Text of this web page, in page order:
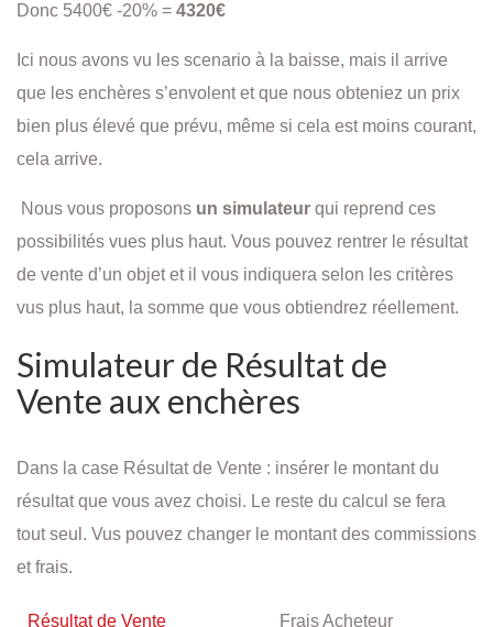
Donc 5400€ -20% = 4320€
Ici nous avons vu les scenario à la baisse, mais il arrive
que les enchères s’envolent et que nous obteniez un prix
bien plus élevé que prévu, même si cela est moins courant,
cela arrive.
Nous vous proposons un simulateur qui reprend ces
possibilités vues plus haut. Vous pouvez rentrer le résultat
de vente d’un objet et il vous indiquera selon les critères
vus plus haut, la somme que vous obtiendrez réellement.
Simulateur de Résultat de
Vente aux enchères
Dans la case Résultat de Vente : insérer le montant du
résultat que vous avez choisi. Le reste du calcul se fera
tout seul. Vus pouvez changer le montant des commissions
et frais.
Résultat de Vente Frais Acheteur